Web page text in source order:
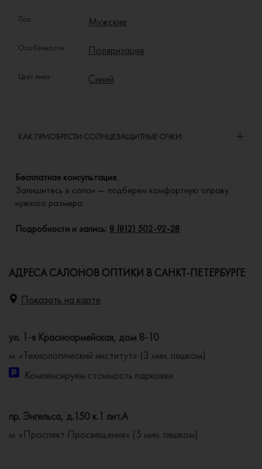
Пол: Мужские
Особенности: Поляризация
Цвет линз: Синий
КАК ПРИОБРЕСТИ СОЛНЦЕЗАЩИТНЫЕ ОЧКИ
Бесплатная консультация.
Запишитесь в салон — подберем комфортную оправу
нужного размера.
Подробности и запись: 8 (812) 502-92-28
АДРЕСА САЛОНОВ ОПТИКИ В САНКТ-ПЕТЕРБУРГЕ
Показать на карте
ул. 1-я Красноармейская, дом 8-10
м. «Технологический институт» (3 мин. пешком)
Компенсируем стоимость парковки
пр. Энгельса, д.150 к.1 лит.А
м. «Проспект Просвещения» (5 мин. пешком)